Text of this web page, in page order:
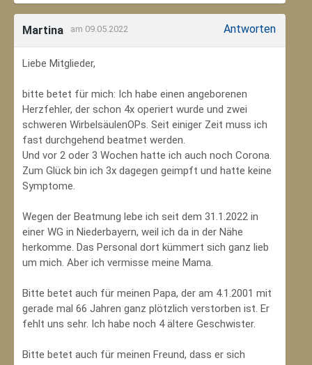
Martina am 09.05.2022 Antworten
Liebe Mitglieder,
bitte betet für mich: Ich habe einen angeborenen
Herzfehler, der schon 4x operiert wurde und zwei
schweren WirbelsäulenOPs. Seit einiger Zeit muss ich
fast durchgehend beatmet werden.
Und vor 2 oder 3 Wochen hatte ich auch noch Corona.
Zum Glück bin ich 3x dagegen geimpft und hatte keine
Symptome.
Wegen der Beatmung lebe ich seit dem 31.1.2022 in
einer WG in Niederbayern, weil ich da in der Nähe
herkomme. Das Personal dort kümmert sich ganz lieb
um mich. Aber ich vermisse meine Mama.
Bitte betet auch für meinen Papa, der am 4.1.2001 mit
gerade mal 66 Jahren ganz plötzlich verstorben ist. Er
fehlt uns sehr. Ich habe noch 4 ältere Geschwister.
Bitte betet auch für meinen Freund, dass er sich